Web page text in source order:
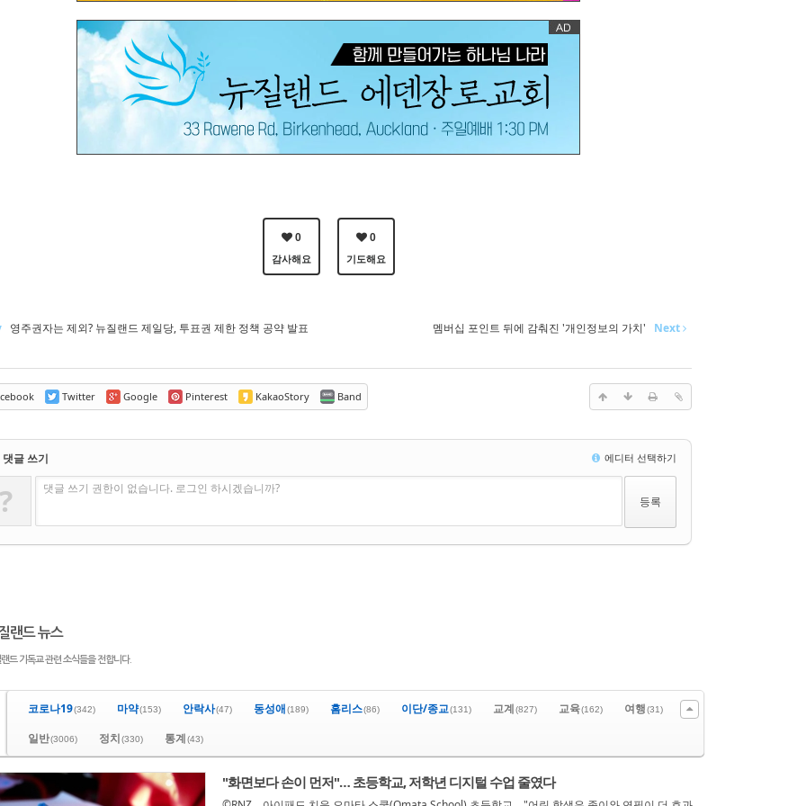
0
감사해요
0
기도해요
영주권자는 제외? 뉴질랜드 제일당, 투표권 제한 정책 공약 발표 멤버십 포인트 뒤에 감춰진 '개인정보의 가치' Next
Twitter Google Pinterest KakaoStory Band
댓글 쓰기 에디터 선택하기
? 댓글 쓰기 권한이 없습니다. 로그인 하시겠습니까?
랜드 뉴스
드 기독교 관련 소식들을 전합니다.
코로나19(342) 마약(153) 안락사(47) 동성애(189) 홈리스(86) 이단/종교(131) 교계(827) 교육(162) 여행(31)
일반(3006) 정치(330) 통계(43)
"화면보다 손이 먼저"… 초등학교, 저학년 디지털 수업 줄였다